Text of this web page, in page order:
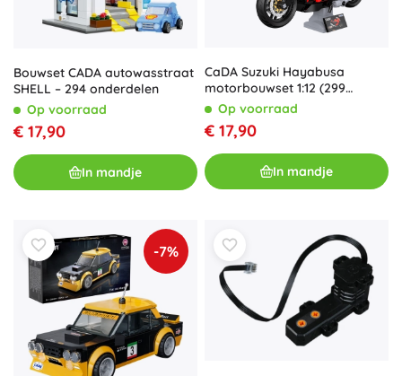
Bouwset CADA autowasstraat
SHELL – 294 onderdelen
Op voorraad
€ 17,90
In mandje
CaDA Suzuki Hayabusa
motorbouwset 1:12 (299
onderdelen)
Op voorraad
€ 17,90
In mandje
-7%